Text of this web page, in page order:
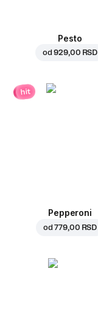
Pesto
od929,00 RSD
hit
Pepperoni
od779,00 RSD